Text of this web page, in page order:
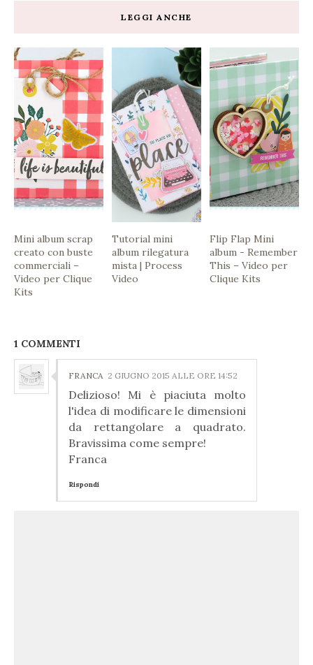
LEGGI ANCHE
Mini album scrap
creato con buste
commerciali –
Video per Clique
Kits
Tutorial mini
album rilegatura
mista | Process
Video
Flip Flap Mini
album - Remember
This – Video per
Clique Kits
1 COMMENTI
FRANCA 2 GIUGNO 2015 ALLE ORE 14:52
Delizioso! Mi è piaciuta molto
l'idea di modificare le dimensioni
da rettangolare a quadrato.
Bravissima come sempre!
Franca
Rispondi